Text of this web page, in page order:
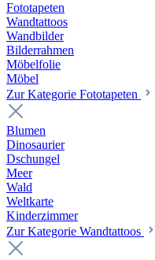
Fototapeten
Wandtattoos
Wandbilder
Bilderrahmen
Möbelfolie
Möbel
Zur Kategorie Fototapeten
Blumen
Dinosaurier
Dschungel
Meer
Wald
Weltkarte
Kinderzimmer
Zur Kategorie Wandtattoos